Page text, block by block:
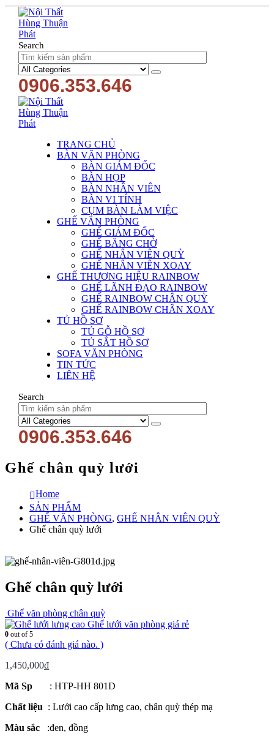
Search
0906.353.646
TRANG CHỦ
BÀN VĂN PHÒNG
BÀN GIÁM ĐỐC
BÀN HỌP
BÀN NHÂN VIÊN
BÀN VI TÍNH
CỤM BÀN LÀM VIỆC
GHẾ VĂN PHÒNG
GHẾ GIÁM ĐỐC
GHẾ BĂNG CHỜ
GHẾ NHÂN VIÊN QUỲ
GHẾ NHÂN VIÊN XOAY
GHẾ THƯƠNG HIỆU RAINBOW
GHẾ LÃNH ĐẠO RAINBOW
GHẾ RAINBOW CHÂN QUỲ
GHẾ RAINBOW CHÂN XOAY
TỦ HỒ SƠ
TỦ GỖ HỒ SƠ
TỦ SẮT HỒ SƠ
SOFA VĂN PHÒNG
TIN TỨC
LIÊN HỆ
Search
0906.353.646
Ghế chân quỳ lưới
Home
SẢN PHẨM
GHẾ VĂN PHÒNG, GHẾ NHÂN VIÊN QUỲ
Ghế chân quỳ lưới
Ghế chân quỳ lưới
Ghế văn phòng chân quỳ
Ghế lưới văn phòng giá rẻ
0 out of 5
( Chưa có đánh giá nào. )
1,450,000₫
Mã Sp : HTP-HH 801D
Chất liệu : Lưới cao cấp lưng cao, chân quỳ thép mạ
Màu sắc :đen, đồng